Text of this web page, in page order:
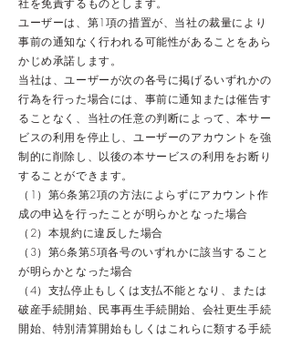
社を免責するものとします。
ユーザーは、第1項の措置が、当社の裁量により
事前の通知なく行われる可能性があることをあら
かじめ承諾します。
当社は、ユーザーが次の各号に掲げるいずれかの
行為を行った場合には、事前に通知または催告す
ることなく、当社の任意の判断によって、本サー
ビスの利用を停止し、ユーザーのアカウントを強
制的に削除し、以後の本サービスの利用をお断り
することができます。
（1）第6条第2項の方法によらずにアカウント作
成の申込を行ったことが明らかとなった場合
（2）本規約に違反した場合
（3）第6条第5項各号のいずれかに該当すること
が明らかとなった場合
（4）支払停止もしくは支払不能となり、または
破産手続開始、民事再生手続開始、会社更生手続
開始、特別清算開始もしくはこれらに類する手続